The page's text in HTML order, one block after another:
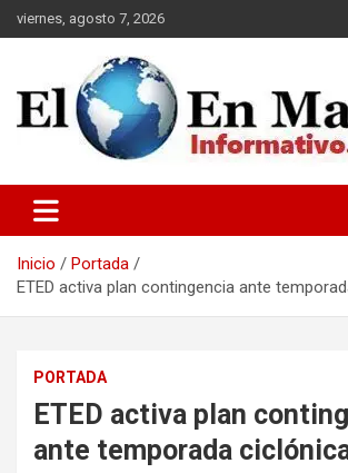
Saltar
al
viernes, agosto 7, 2026
Inicio
Portada
ETED activa plan contingencia ante
PORTADA
ETED activa plan
ante temporada